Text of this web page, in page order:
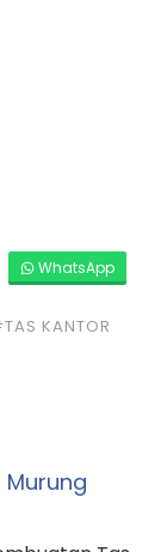
WhatsApp
KANTOR